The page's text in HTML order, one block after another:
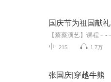
国庆节为祖国献礼
215 1.7万
张国庆|穿越牛熊